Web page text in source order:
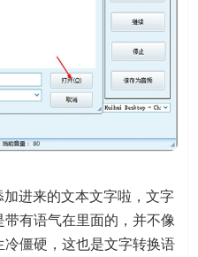
进来的文本文字啦，文字
有语气在里面的，并不像
僵硬，这也是文字转换语